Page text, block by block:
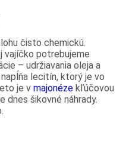
čisto chemickú.
vajíčko potrebujeme
– udržiavania oleja a
lecitín, ktorý je vo
je v majonéze kľúčovou
dnes šikovné náhrady.